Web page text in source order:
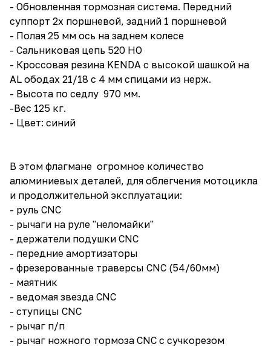
- Обновленная тормозная система. Передний
суппорт 2х поршневой, задний 1 поршневой
- Полая 25 мм ось на заднем колесе
- Сальниковая цепь 520 HO
- Кроссовая резина KENDA с высокой шашкой на
AL ободах 21/18 с 4 мм спицами из нерж.
- Высота по седлу 970 мм.
-Вес 125 кг.
- Цвет: синий
В этом флагмане огромное количество
алюминиевых деталей, для облегчения мотоцикла
и продолжительной эксплуатации:
- руль CNС
- рычаги на руле "неломайки"
- держатели подушки CNC
- передние амортизаторы
- фрезерованные траверсы CNC (54/60мм)
- маятник
- ведомая звезда CNC
- ступицы CNC
- рычаг п/п
- рычаг ножного тормоза CNC с сучкорезом